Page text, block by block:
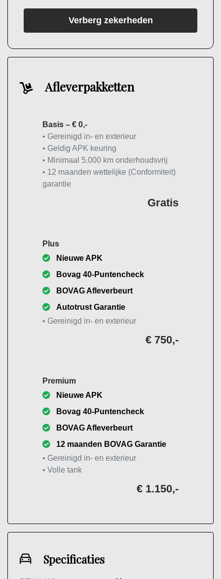
Verberg zekerheden
Afleverpakketten
Basis – € 0,-
• Gereinigd in- en exterieur
• Geldig APK keuring
• Minimaal 5.000 km onderhoudsvrij
• 12 maanden wettelijke (Conformiteit)
garantie
Gratis
Plus
Nieuwe APK
Bovag 40-Puntencheck
BOVAG Afleverbeurt
Autotrust Garantie
• Gereinigd in- en exterieur
€ 750,-
Premium
Nieuwe APK
Bovag 40-Puntencheck
BOVAG Afleverbeurt
12 maanden BOVAG Garantie
• Gereinigd in- en exterieur
• Volle tank
€ 1.150,-
Specificaties